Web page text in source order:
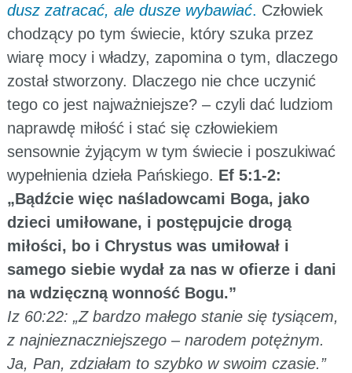
dusz zatracać, ale dusze wybawiać. Człowiek
chodzący po tym świecie, który szuka przez
wiarę mocy i władzy, zapomina o tym, dlaczego
został stworzony. Dlaczego nie chce uczynić
tego co jest najważniejsze? – czyli dać ludziom
naprawdę miłość i stać się człowiekiem
sensownie żyjącym w tym świecie i poszukiwać
wypełnienia dzieła Pańskiego. Ef 5:1-2:
„Bądźcie więc naśladowcami Boga, jako
dzieci umiłowane, i postępujcie drogą
miłości, bo i Chrystus was umiłował i
samego siebie wydał za nas w ofierze i dani
na wdzięczną wonność Bogu.”
Iz 60:22: „Z bardzo małego stanie się tysiącem,
z najnieznaczniejszego – narodem potężnym.
Ja, Pan, zdziałam to szybko w swoim czasie.”